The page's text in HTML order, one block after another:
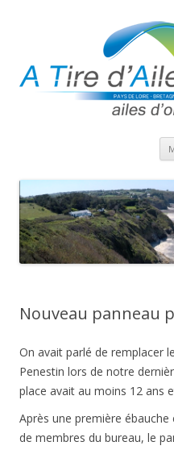
Nouveau panneau
On avait parlé de remplacer
Penestin lors de notre
place avait au moins 12 ans
Après une première
de membres du bureau, le